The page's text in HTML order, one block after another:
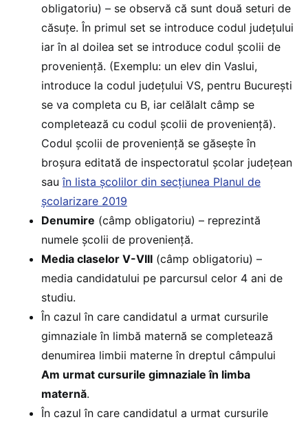
obligatoriu) – se observă că sunt două seturi de
căsuţe. În primul set se introduce codul judeţului
iar în al doilea set se introduce codul şcolii de
provenienţă. (Exemplu: un elev din Vaslui,
introduce la codul judeţului VS, pentru București
se va completa cu B, iar celălalt câmp se
completează cu codul şcolii de provenienţă).
Codul şcolii de provenienţă se găseşte în
broşura editată de inspectoratul şcolar judeţean
sauîn lista şcolilor din secţiunea Planul de
şcolarizare 2019
Denumire (câmp obligatoriu) – reprezintă
numele şcolii de provenienţă.
Media claselor V-VIII (câmp obligatoriu) –
media candidatului pe parcursul celor 4 ani de
studiu.
În cazul în care candidatul a urmat cursurile
gimnaziale în limbă maternă se completează
denumirea limbii materne în dreptul câmpului
Am urmat cursurile gimnaziale în limba
maternă.
În cazul în care candidatul a urmat cursurile